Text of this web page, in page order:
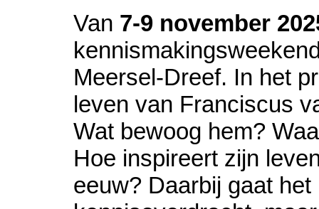
Van 7-9 november
Meersel-Dreef. In het
leven van Franciscus
Wat bewoog hem?
Hoe inspireert zijn
eeuw? Daarbij gaat